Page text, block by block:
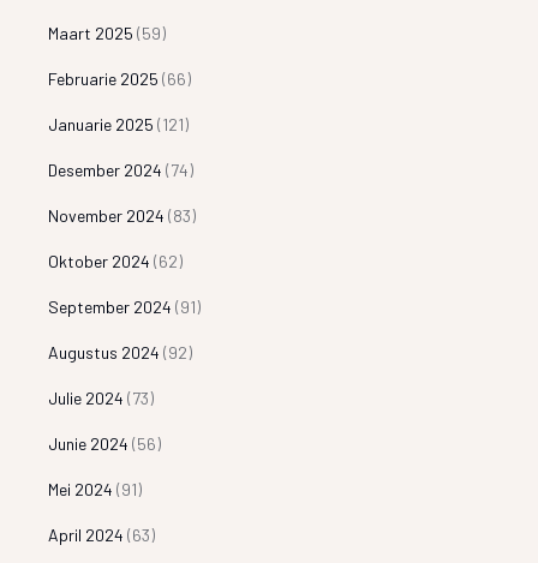
Maart 2025 (59)
Februarie 2025 (66)
Januarie 2025 (121)
Desember 2024 (74)
November 2024 (83)
Oktober 2024 (62)
September 2024 (91)
Augustus 2024 (92)
Julie 2024 (73)
Junie 2024 (56)
Mei 2024 (91)
April 2024 (63)